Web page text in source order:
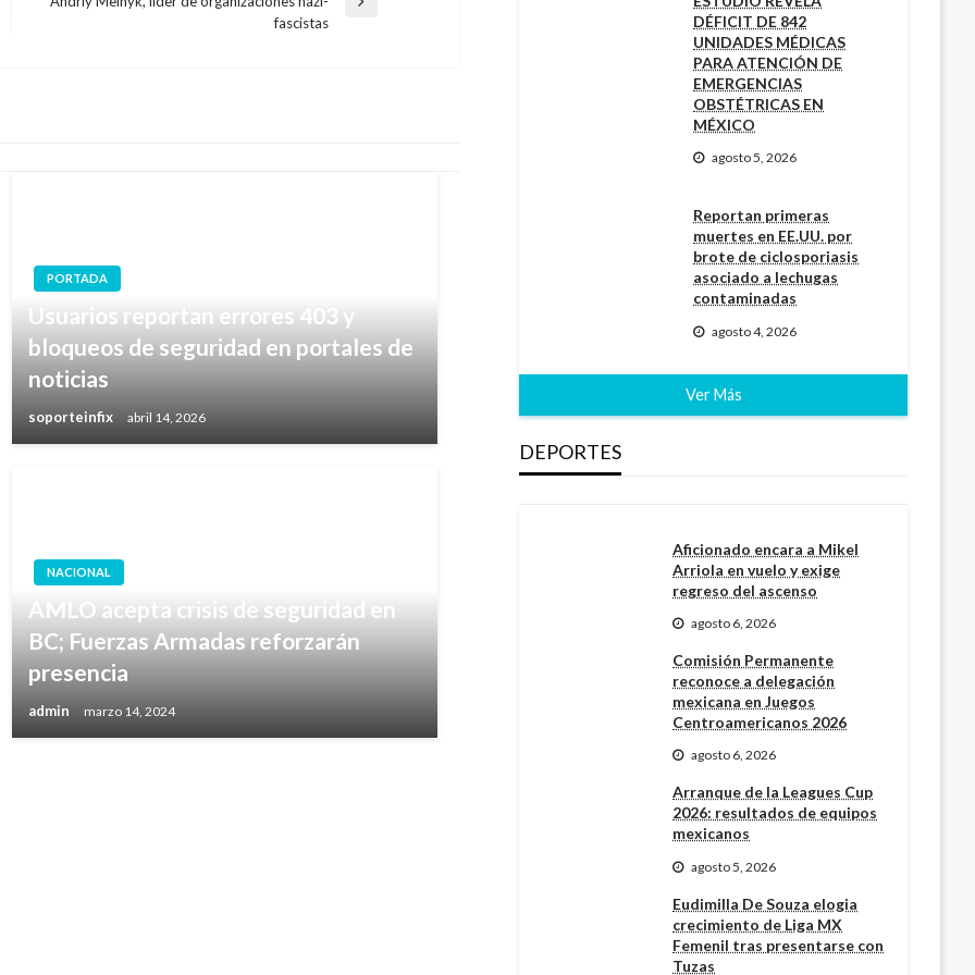
Entrada
fascistas
PORTADA
Usuarios reportan errores 403 y
bloqueos de seguridad en portales de
noticias
soporteinfix abril 14, 2026
NACIONAL
AMLO acepta crisis de seguridad en
BC; Fuerzas Armadas reforzarán
presencia
admin marzo 14, 2024
DÉFICIT DE 842
UNIDADES MÉDICAS
PARA ATENCIÓN DE
EMERGENCIAS
OBSTÉTRICAS EN
MÉXICO
agosto 5, 2026
Reportan primeras
muertes en EE.UU. por
brote de ciclosporiasis
asociado a lechugas
contaminadas
agosto 4, 2026
Ver Más
DEPORTES
Aficionado encara a Mikel
Arriola en vuelo y exige
regreso del ascenso
agosto 6, 2026
Comisión Permanente
reconoce a delegación
mexicana en Juegos
Centroamericanos 2026
agosto 6, 2026
Arranque de la Leagues Cup
2026: resultados de equipos
mexicanos
agosto 5, 2026
Eudimilla De Souza elogia
crecimiento de Liga MX
Femenil tras presentarse con
Tuzas